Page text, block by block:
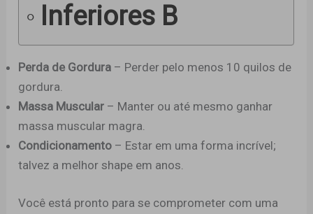
Inferiores B
Perda de Gordura – Perder pelo menos 10 quilos de
gordura.
Massa Muscular – Manter ou até mesmo ganhar
massa muscular magra.
Condicionamento – Estar em uma forma incrível;
talvez a melhor shape em anos.
Você está pronto para se comprometer com uma